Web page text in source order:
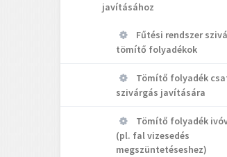
javításához
Fűtési rendszer
tömítő folyadékok
Tömítő folyadék
szivárgás javítására
Tömítő folyadék
(pl. fal vizesedés
megszüntetéseshez)